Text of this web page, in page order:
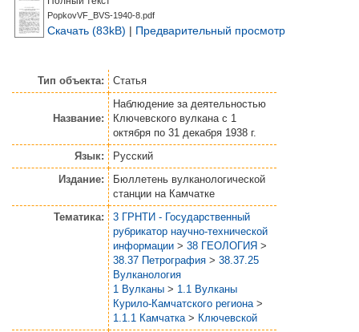
PopkovVF_BVS-1940-8.pdf
Скачать (83kB) | Предварительный просмотр
Тип объекта: Статья
Название:
Наблюдение за деятельностью
Ключевского вулкана с 1
октября по 31 декабря 1938 г.
Язык:
Русский
Издание:
Бюллетень вулканологической
станции на Камчатке
Тематика:
3 ГРНТИ - Государственный
рубрикатор научно-технической
информации > 38 ГЕОЛОГИЯ >
38.37 Петрография > 38.37.25
Вулканология
1 Вулканы > 1.1 Вулканы
Курило-Камчатского региона >
1.1.1 Камчатка > Ключевской